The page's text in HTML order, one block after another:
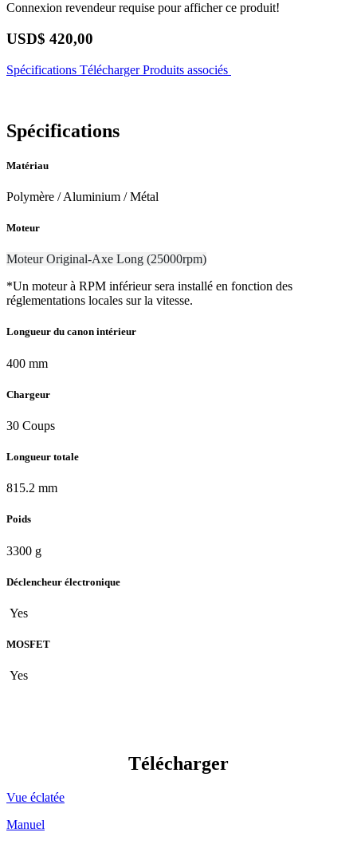
Connexion revendeur requise pour afficher ce produit!
USD$ 420,00
Spécifications TéléchargerProduits associés
Spécifications
Matériau
Polymère / Aluminium / Métal
Moteur
Moteur Original-Axe Long (25000rpm)
*Un moteur à RPM inférieur sera installé en fonction des
réglementations locales sur la vitesse.
Longueur du canon intérieur
400 mm
Chargeur
30 Coups
Longueur totale
815.2 mm
Poids
3300 g
Déclencheur électronique
Yes
MOSFET
Yes
Télécharger
Vue éclatée
Manuel